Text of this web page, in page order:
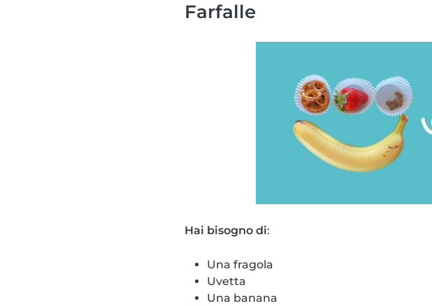
Farfalle
Hai bisogno di:
Una fragola
Uvetta
Una banana